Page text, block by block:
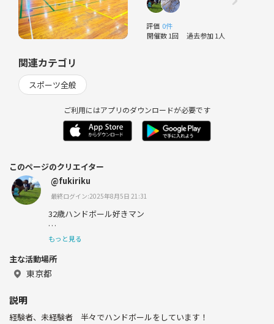
評価 0件
開催数 1回 過去参加 1人
関連カテゴリ
スポーツ全般
ご利用にはアプリのダウンロードが必要です
このページのクリエイター
@fukiriku
最終ログイン:2025年8月5日 21:31
32歳ハンドボール好きマン
一緒に運動しましょ
もっと見る
主な活動場所
東京都
説明
経験者、未経験者 半々でハンドボールをしています！